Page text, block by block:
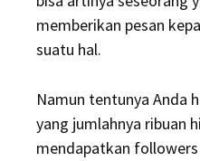
memberikan pesan
suatu hal.
Namun tentunya Anda
yang jumlahnya ribuan
mendapatkan